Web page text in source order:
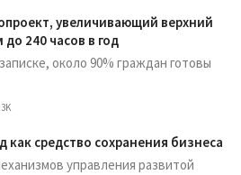
увеличивающий верхний
240 часов в год
около 90% граждан готовы
средство сохранения бизнеса
управления развитой